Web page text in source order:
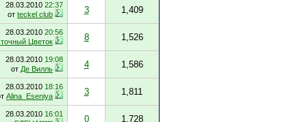
28.03.2010 22:37
от teckel club 3 1,409
28.03.2010 20:56
Цветок
8 1,526
28.03.2010 19:08
от Де Вилль 4 1,586
28.03.2010 18:16
Alina_Eseniya 3 1,811
28.03.2010 16:01
0 1,728